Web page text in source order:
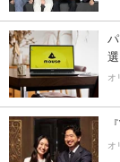
選
オ
オ